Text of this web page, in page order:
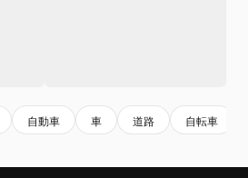
自動車 車 道路 自転車